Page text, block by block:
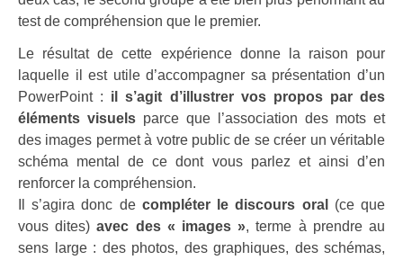
test de compréhension que le premier.
Le résultat de cette expérience donne la raison pour
laquelle il est utile d’accompagner sa présentation d’un
PowerPoint : il s’agit d’illustrer vos propos par des
éléments visuels parce que l’association des mots et
des images permet à votre public de se créer un véritable
schéma mental de ce dont vous parlez et ainsi d’en
renforcer la compréhension.
Il s’agira donc de compléter le discours oral
(ce que
vous dites)avec des « images », terme à prendre au
sens large : des photos, des graphiques, des schémas,